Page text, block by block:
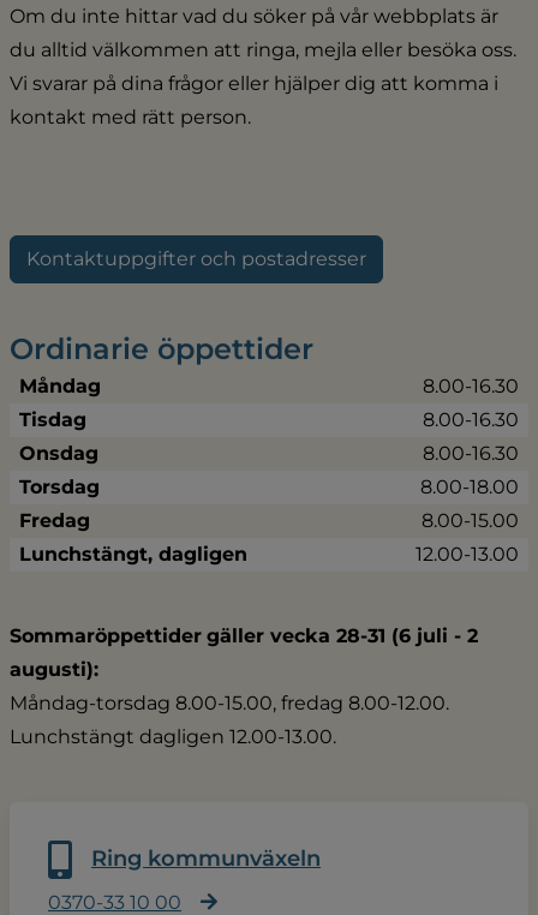
Om du inte hittar vad du söker på vår webbplats är
du alltid välkommen att ringa, mejla eller besöka oss.
Vi svarar på dina frågor eller hjälper dig att komma i
kontakt med rätt person.
Kontaktuppgifter och postadresser
Ordinarie öppettider
Måndag
8.00-16.30
Tisdag
8.00-16.30
Onsdag
8.00-16.30
Torsdag
8.00-18.00
Fredag
8.00-15.00
Lunchstängt, dagligen
12.00-13.00
Sommaröppettider gäller vecka 28-31 (6 juli - 2
augusti):
Måndag-torsdag 8.00-15.00, fredag 8.00-12.00.
Lunchstängt dagligen 12.00-13.00.
Ring kommunväxeln
0370-33 10 00